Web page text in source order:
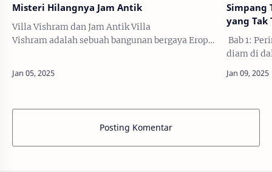
Misteri Hilangnya Jam Antik
Villa Vishram dan Jam Antik Villa
Vishram adalah sebuah bangunan bergaya Eropa
…
Simpang
yang
Bab 1:
diam di
Pintu
Posting Komentar